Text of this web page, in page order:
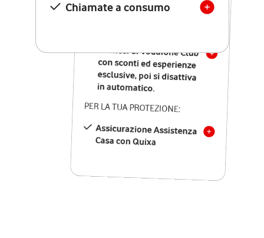
Chiamate a consumo
nazionali
12 mesi di Vodafone Club
con sconti ed esperienze
esclusive, poi si disattiva
in automatico.
PER LA TUA PROTEZIONE:
Assicurazione Assistenza
Casa con Quixa